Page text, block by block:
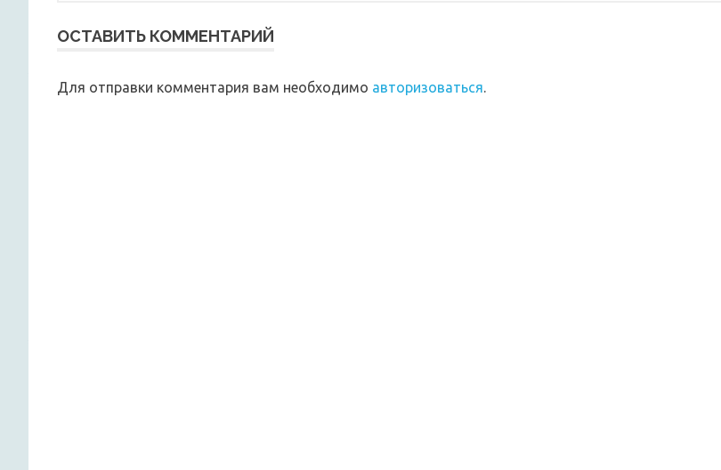
ОСТАВИТЬ КОММЕНТАРИЙ
Для отправки комментария вам необходимо авторизоваться.